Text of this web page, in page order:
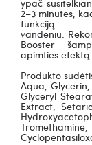
ypač
2–3 minutes,
funkciją.
vandeniu.
Booster
apimties
Produkto
Aqua,
Glyceryl
Extract,